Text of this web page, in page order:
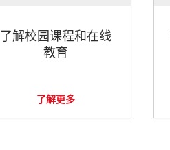
了解校园课程和在线
教育
了解更多